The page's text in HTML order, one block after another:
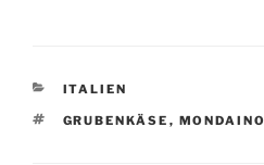
KATEGORIEN
ITALIEN
SCHLAGWÖRTER
GRUBENKÄSE , MONDAINO